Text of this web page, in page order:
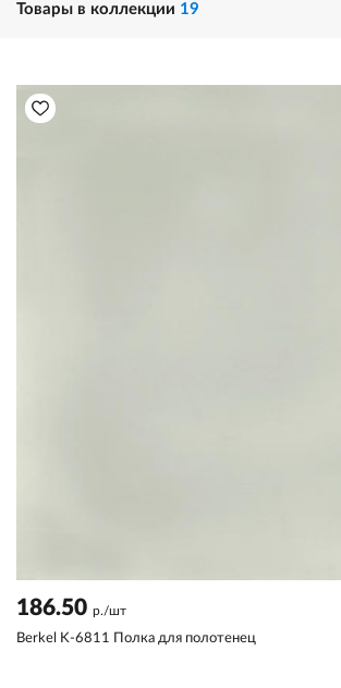
Товары в коллекции 19
186.50 р./шт
Berkel K-6811 Полка для полотенец